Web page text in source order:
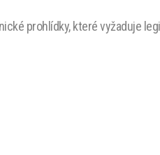
prohlídky, které vyžaduje